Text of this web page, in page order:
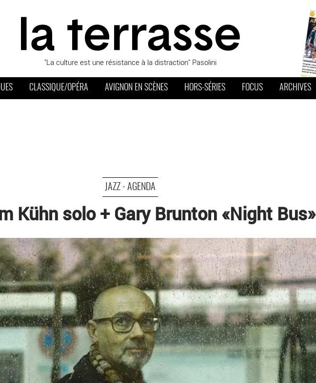
"La culture est une résistance à la distraction" Pasolini
CLASSIQUE/OPÉRA AVIGNON EN SCÈNES HORS-SÉRIES FOCUS ARCHIVES
JAZZ - AGENDA
Kühn solo + Gary Brunton «Night Bus»